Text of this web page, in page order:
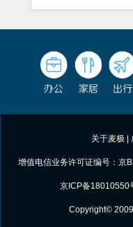
关于麦极
增值电信业务许可证编号：京
京ICP备18010550
Copyright©